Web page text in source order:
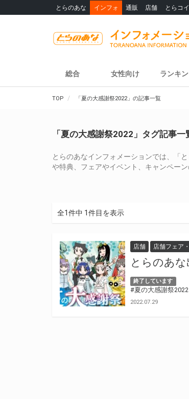
とらのあな インフォ 通販 店舗 とらコ
総合 女性向け ランキ
TOP 「夏の大感謝祭2022」の記事一覧
「夏の大感謝祭2022」タグ記事一
とらのあなインフォメーションでは、「
や特典、フェアやイベント、キャンペー
全1件中 1件目を表示
店舗 店舗フェア
とらのあ
終了しています
#夏の大感謝祭2022
2022.07.29